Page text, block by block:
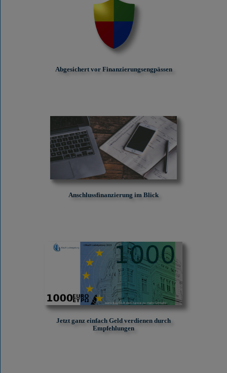
Abgesichert vor Finanzierungs­engpässen
Anschlussfinanzierung im Blick
Jetzt ganz einfach Geld verdienen durch
Empfehlungen